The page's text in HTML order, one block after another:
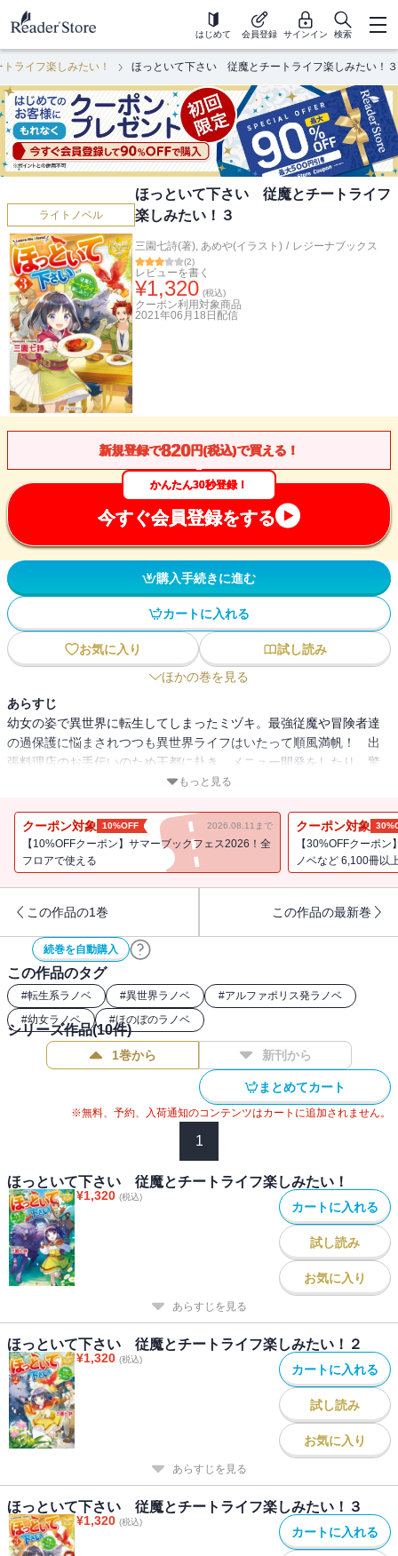
はじめて 会員登録 サインイン 検索
ライフ楽しみたい！ ほっといて下さい 従魔とチートライフ楽しみたい！３
ライトノベル
ほっといて下さい 従魔とチートライフ
楽しみたい！３
三園七詩(著), あめや(イラスト) / レジーナブックス
(2)
レビューを書く
¥1,320 (税込)
クーポン利用対象商品
2021年06月18日 配信
新規登録で820円(税込)で買える！
かんたん30秒登録！
今すぐ会員登録をする
購入手続きに進む
カートに入れる
お気に入り
試し読み
ほかの巻を見る
あらすじ
幼女の姿で異世界に転生してしまったミヅキ。最強従魔や冒険者達
の過保護に悩まされつつも異世界ライフはいたって順風満帆！ 出
張料理店のお手伝いのため王都に赴き、メニュー開発をしたり、驚
きのお客様がミヅキを訪ねてきたりと慌ただしい日々を過ごしてい
を定めて――!? 愛され幼女が魅惑のグルメでおもてなし!? チート
炸裂の超人気ファンタジー、待望の第３幕！ ※電子版は単行本を
もとに編集しています。
もっと見る
クーポン対象 10%OFF 2026.08.11まで
【10%OFFクーポン】サマーブックフェス2026！全
フロアで使える
クーポン対象
【30%OFFクーポ
ノベなど 6,100冊以
この作品の1巻 この作品の最新巻
続巻を自動購入
この作品のタグ
#転生系ラノベ #異世界ラノベ #アルファポリス発ラノベ
#幼女ラノベ #ほのぼのラノベ
シリーズ作品(10件)
1巻から 新刊から
まとめてカート
※無料、予約、入荷通知のコンテンツはカートに追加されません。
1
ほっといて下さい 従魔とチートライフ楽しみたい！
¥1,320 (税込)
カートに入れる
試し読み
お気に入り
あらすじを見る
ほっといて下さい 従魔とチートライフ楽しみたい！２
¥1,320 (税込)
カートに入れる
試し読み
お気に入り
あらすじを見る
ほっといて下さい 従魔とチートライフ楽しみたい！３
¥1,320 (税込)
カートに入れる